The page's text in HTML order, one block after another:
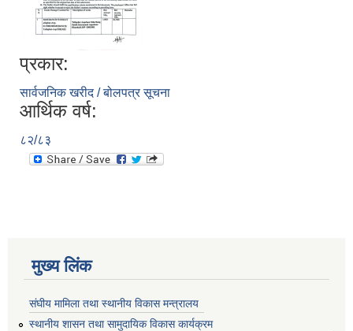
प्रकार:
सार्वजनिक खरीद / बोलपत्र सूचना
आर्थिक वर्ष:
८२/८३
मुख्य लिंक
संघीय मामिला तथा स्थानीय विकास मन्त्रालय
स्थानीय शासन तथा सामुदायिक विकास कार्यक्रम